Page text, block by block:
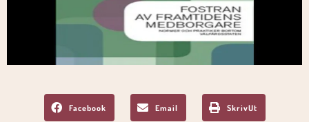
Facebook Email SkrivUt